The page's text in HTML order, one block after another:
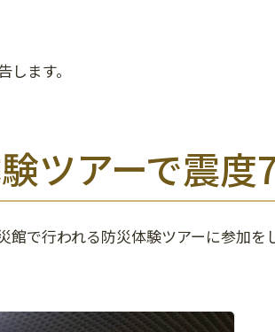
ます。
ツアーで震度
で行われる防災体験ツアーに参加を